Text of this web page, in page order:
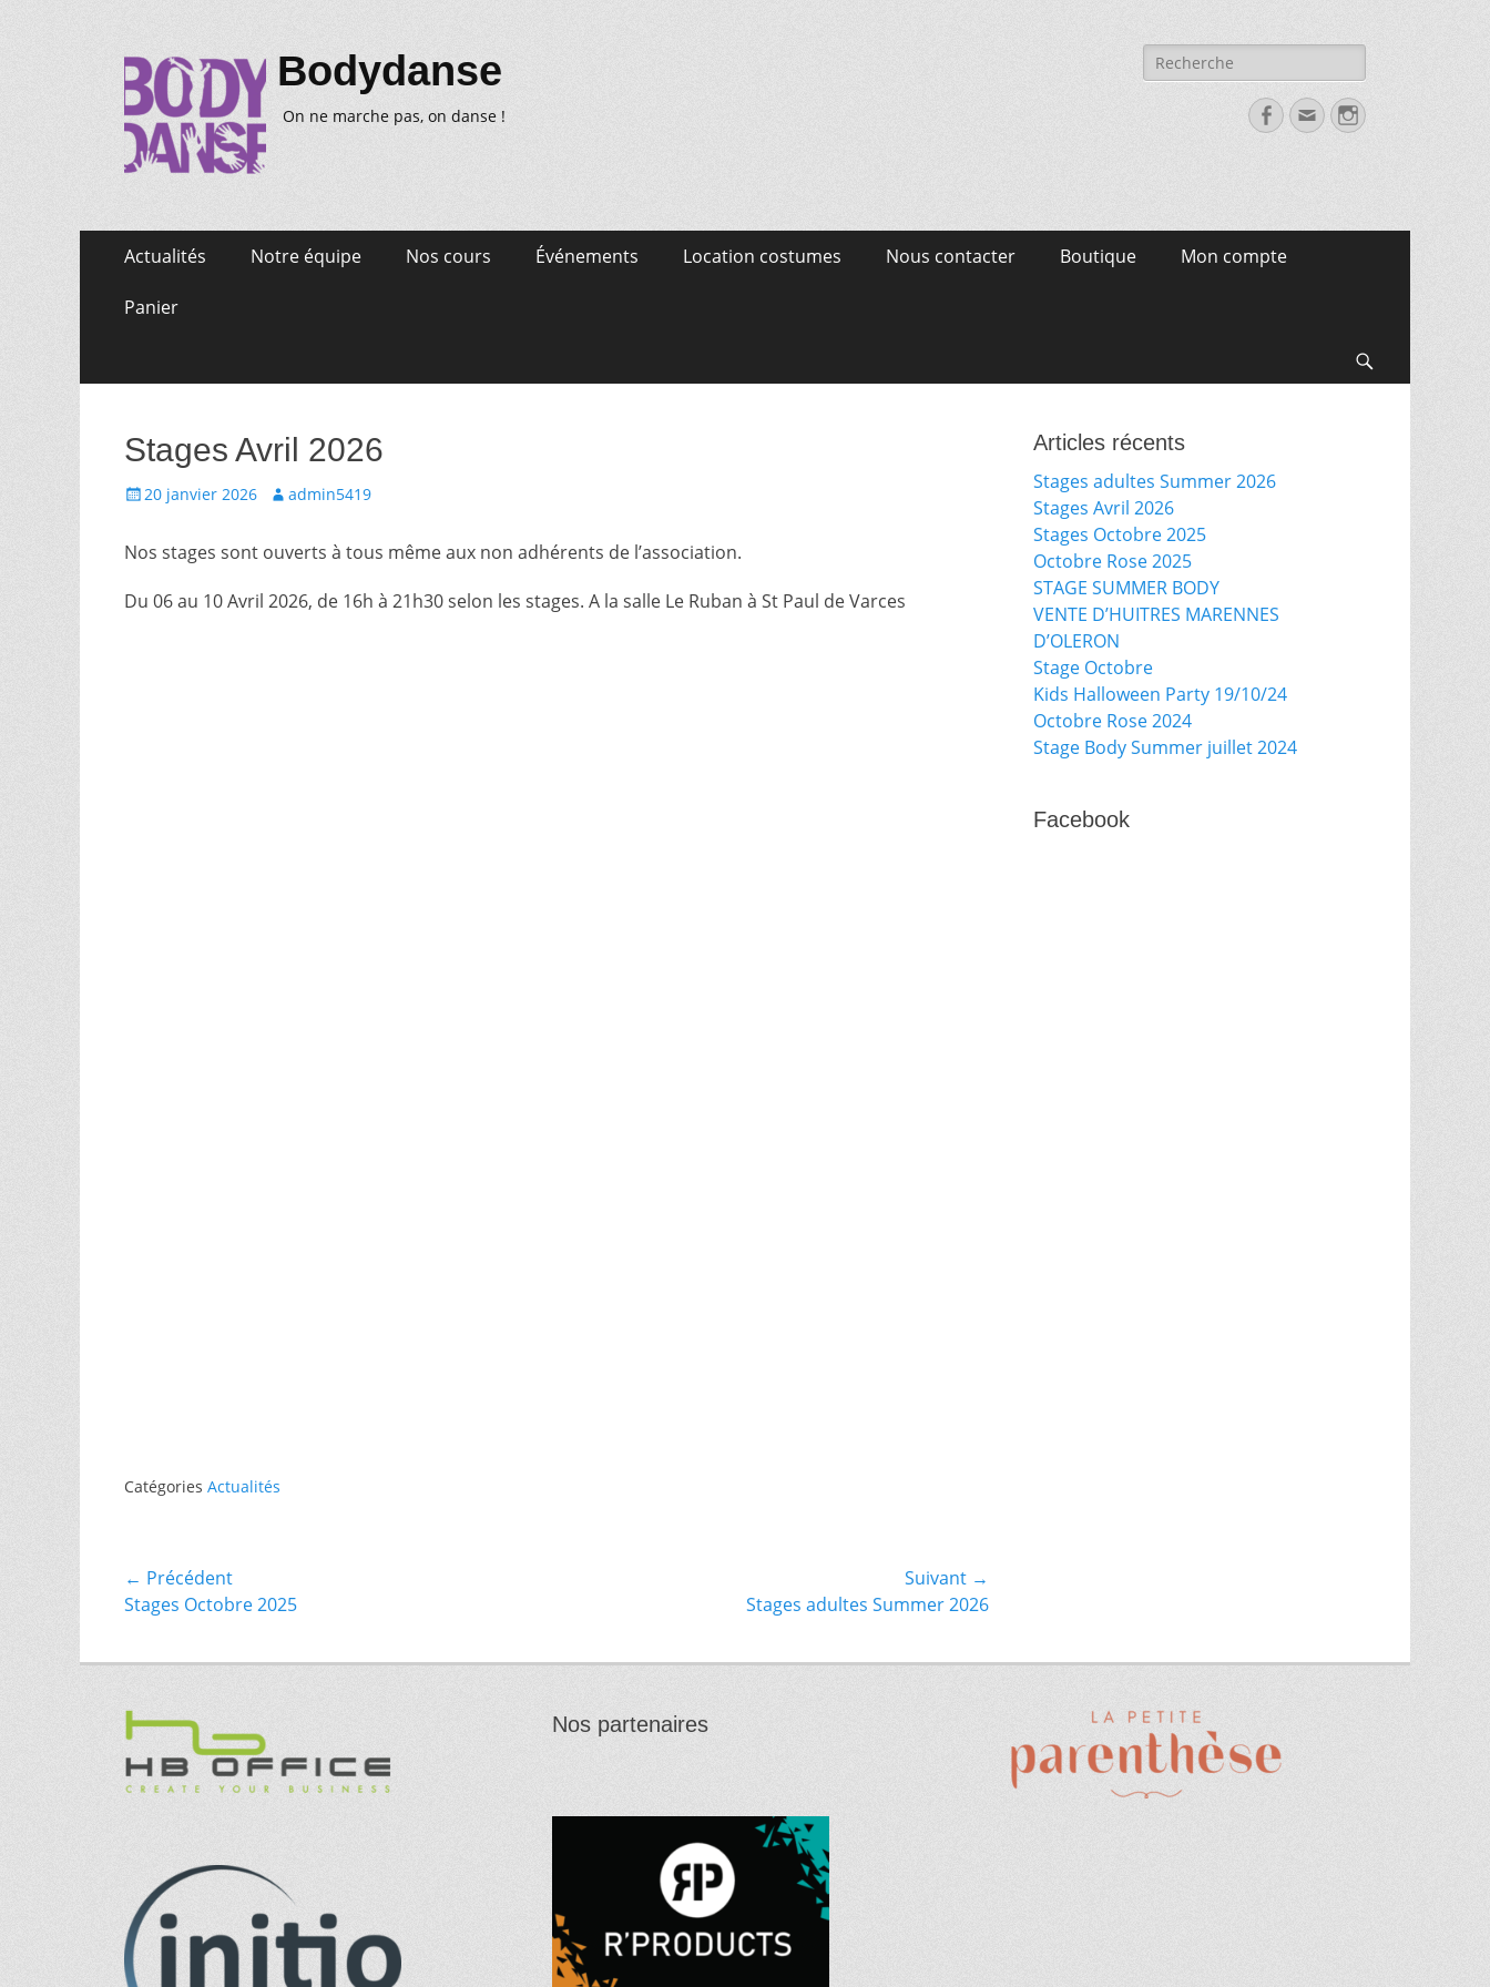
Bodydanse
On ne marche pas, on danse !
Recherche
pour:
Facebook
EmailInstagram
Premier
contenu
Actualités Notre équipe Nos cours Événements Location costumes Nous contacter Boutique Mon compte
Panier
Stages Avril 2026
Posté20 janvier 2026 Auteur
admin5419
Nos stages sont ouverts à tous même aux non adhérents de l’association.
Du 06 au 10 Avril 2026, de 16h à 21h30 selon les stages. A la salle Le Ruban à St Paul de Varces
Catégories Actualités
Navigation
de
l’article
← Précédent
Article
Stages Octobre 2025
Suivant →
Stages adultes Summer 2026
Articles récents
Stages adultes Summer 2026
Stages Avril 2026
Stages Octobre 2025
Octobre Rose 2025
STAGE SUMMER BODY
VENTE D’HUITRES MARENNES
D’OLERON
Stage Octobre
Kids Halloween Party 19/10/24
Octobre Rose 2024
Stage Body Summer juillet 2024
Facebook
Nos partenaires